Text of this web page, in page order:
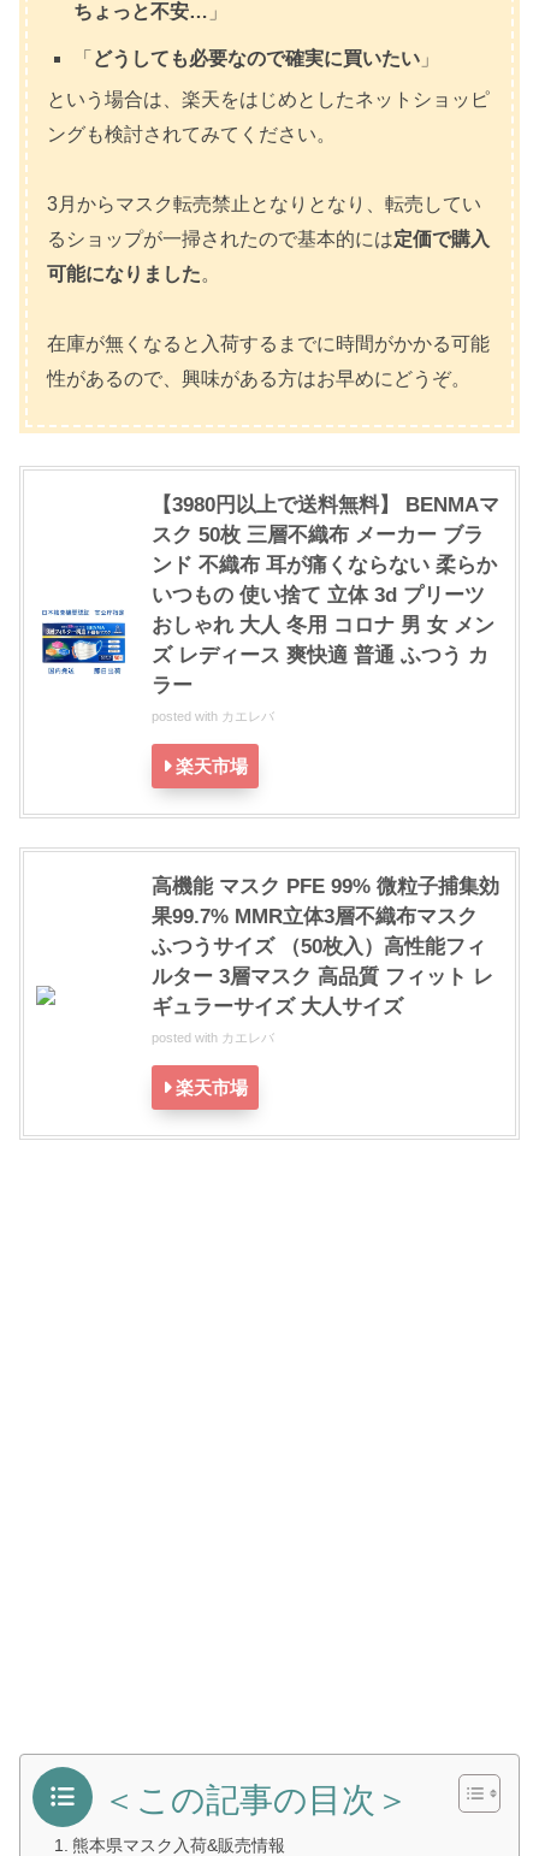
ちょっと不安… 」
「 どうしても必要なので確実に買いたい 」
という場合は、楽天をはじめとしたネットショッピ
ングも検討されてみてください。
3月からマスク転売禁止となりとなり、転売してい
るショップが一掃されたので基本的には定価で購入
可能になりました。
在庫が無くなると入荷するまでに時間がかかる可能
性があるので、興味がある方はお早めにどうぞ。
【3980円以上で送料無料】 BENMAマ
スク 50枚 三層不織布 メーカー ブラ
ンド 不織布 耳が痛くならない 柔らか
いつもの 使い捨て 立体 3d プリーツ
おしゃれ 大人 冬用 コロナ 男 女 メン
ズ レディース 爽快適 普通 ふつう カ
ラー
posted with カエレバ
楽天市場
高機能 マスク PFE 99% 微粒子捕集効
果99.7% MMR立体3層不織布マスク
ふつうサイズ （50枚入）高性能フィ
ルター 3層マスク 高品質 フィット レ
ギュラーサイズ 大人サイズ
posted with カエレバ
楽天市場
＜この記事の目次＞
熊本県マスク入荷&販売情報